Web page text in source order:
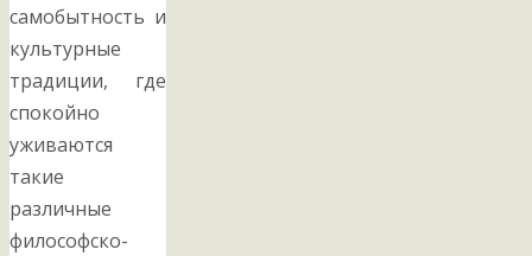
самобытность и
культурные
традиции, где
спокойно
уживаются
такие
различные
философско-